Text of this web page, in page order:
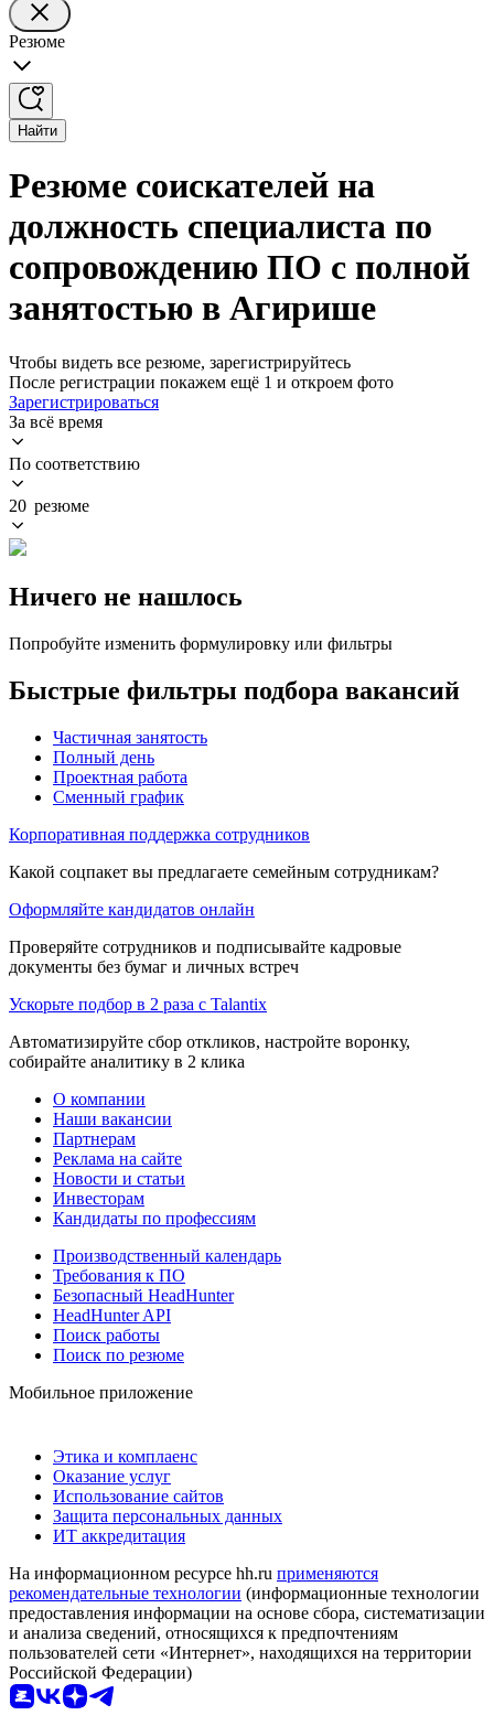
Резюме
Найти
Резюме соискателей на
должность специалиста по
сопровождению ПО с полной
занятостью в Агирише
Чтобы видеть все резюме, зарегистрируйтесь
После регистрации покажем ещё 1 и откроем фото
Зарегистрироваться
За всё время
По соответствию
20 резюме
Ничего не нашлось
Попробуйте изменить формулировку или фильтры
Быстрые фильтры подбора вакансий
Частичная занятость
Полный день
Проектная работа
Сменный график
Корпоративная поддержка сотрудников
Какой соцпакет вы предлагаете семейным сотрудникам?
Оформляйте кандидатов онлайн
Проверяйте сотрудников и подписывайте кадровые
документы без бумаг и личных встреч
Ускорьте подбор в 2 раза с Talantix
Автоматизируйте сбор откликов, настройте воронку,
собирайте аналитику в 2 клика
О компании
Наши вакансии
Партнерам
Реклама на сайте
Новости и статьи
Инвесторам
Кандидаты по профессиям
Производственный календарь
Требования к ПО
Безопасный HeadHunter
HeadHunter API
Поиск работы
Поиск по резюме
Мобильное приложение
Этика и комплаенс
Оказание услуг
Использование сайтов
Защита персональных данных
ИТ аккредитация
На информационном ресурсе hh.ru применяются
рекомендательные технологии (информационные технологии
предоставления информации на основе сбора, систематизации
и анализа сведений, относящихся к предпочтениям
пользователей сети «Интернет», находящихся на территории
Российской Федерации)